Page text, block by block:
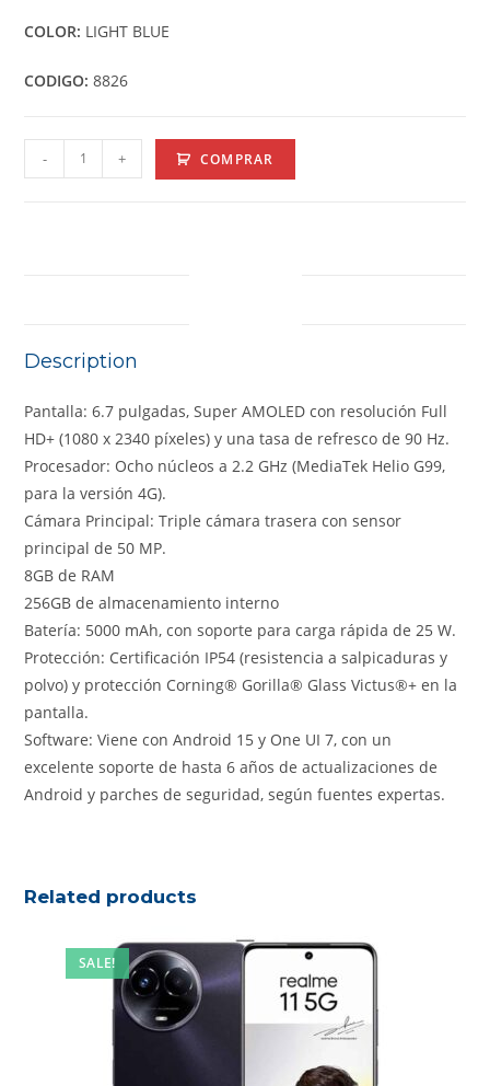
COLOR: LIGHT BLUE
CODIGO: 8826
- + COMPRAR
Description
Pantalla: 6.7 pulgadas, Super AMOLED con resolución Full
HD+ (1080 x 2340 píxeles) y una tasa de refresco de 90 Hz.
Procesador: Ocho núcleos a 2.2 GHz (MediaTek Helio G99,
para la versión 4G).
Cámara Principal: Triple cámara trasera con sensor
principal de 50 MP.
8GB de RAM
256GB de almacenamiento interno
Batería: 5000 mAh, con soporte para carga rápida de 25 W.
Protección: Certificación IP54 (resistencia a salpicaduras y
polvo) y protección Corning® Gorilla® Glass Victus®+ en la
pantalla.
Software: Viene con Android 15 y One UI 7, con un
excelente soporte de hasta 6 años de actualizaciones de
Android y parches de seguridad, según fuentes expertas.
Related products
SALE!